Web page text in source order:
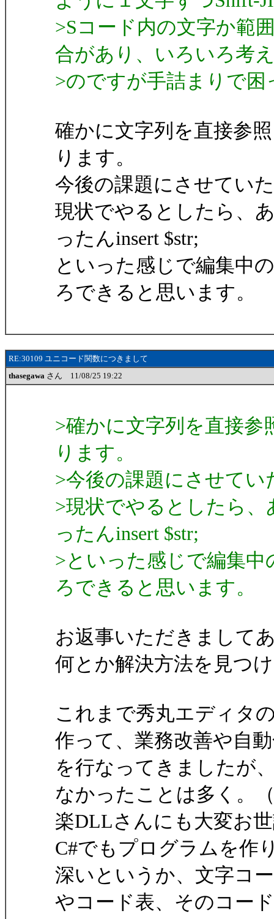
>Sコード内の文字か範
合があり、いろいろ考
>のですが手詰まりで
確かに文字列を直接参
ります。
今後の課題にさせてい
現状でやるとしたら、
ったんinsert $str;
といった感じで編集中
ろできると思います。
RE:30109 ユニコード関数につきまして
thasegawa さん 11/08/25 19:22
>確かに文字列を直接
ります。
>今後の課題にさせてい
>現状でやるとしたら
ったんinsert $str;
>といった感じで編集
ろできると思います。
お返事いただきまして
何とか解決方法を見つ
これまで秀丸エディタ
作って、業務改善や自
を行なってきましたが
なかったことは多く。
楽DLLさんにも大変お
C#でもプログラムを作
深いというか、文字コ
やコード表、そのコー